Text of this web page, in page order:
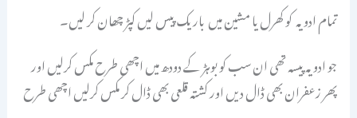
تمام ادویہ کو کھرل یا مشین میں باریک پیس لیں کپڑ چھان کر لیں۔
جو ادویہ پیسہ تھی ان سب کو بوہڑ کے دودھ میں اچھی طرح مکس کرلیں اور
پھر زعفران بھی ڈال دیں اور کشتہ قلعی بھی ڈال کر مکس کرلیں اچھی طرح